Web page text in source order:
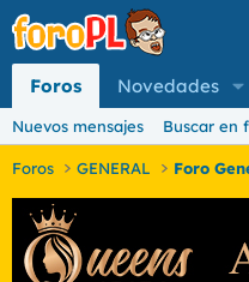
Foros Novedades
Nuevos mensajes Buscar en
Foros GENERAL Foro